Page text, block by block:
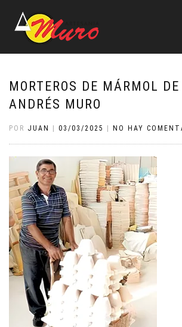
MORTEROS DE MÁRMOL
ANDRÉS MURO
POR JUAN 03/03/2025 NO HAY